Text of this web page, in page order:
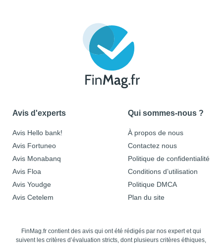
Avis d'experts
Avis Hello bank!
Avis Fortuneo
Avis Monabanq
Avis Floa
Avis Youdge
Avis Cetelem
Qui sommes-nous ?
À propos de nous
Contactez nous
Politique de confidentialité
Conditions d’utilisation
Politique DMCA
Plan du site
FinMag.fr contient des avis qui ont été rédigés par nos expert et qui
suivent les critères d’évaluation stricts, dont plusieurs critères éthiques,